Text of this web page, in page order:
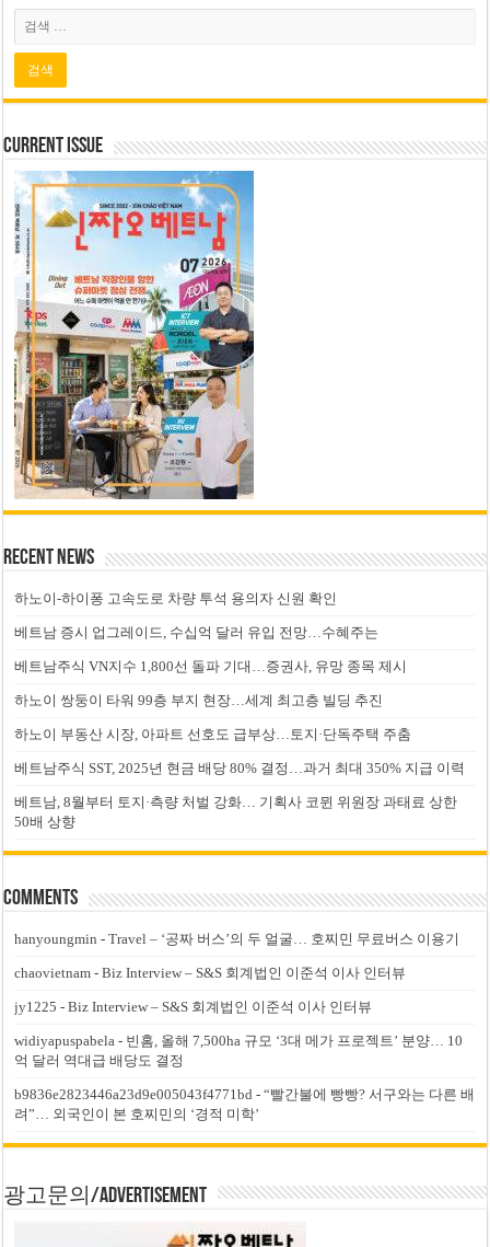
Current Issue
Recent News
하노이-하이퐁 고속도로 차량 투석 용의자 신원 확인
베트남 증시 업그레이드, 수십억 달러 유입 전망…수혜주는
베트남주식 VN지수 1,800선 돌파 기대…증권사, 유망 종목 제시
하노이 쌍둥이 타워 99층 부지 현장…세계 최고층 빌딩 추진
하노이 부동산 시장, 아파트 선호도 급부상…토지·단독주택 주춤
베트남주식 SST, 2025년 현금 배당 80% 결정…과거 최대 350% 지급 이력
베트남, 8월부터 토지·측량 처벌 강화… 기획사 코뮌 위원장 과태료 상한
50배 상향
Comments
hanyoungmin -Travel – ‘공짜 버스’의 두 얼굴… 호찌민 무료버스 이용기
chaovietnam -Biz Interview – S&S 회계법인 이준석 이사 인터뷰
jy1225 -Biz Interview – S&S 회계법인 이준석 이사 인터뷰
widiyapuspabela - 빈홈, 올해 7,500ha 규모 ‘3대 메가 프로젝트’ 분양… 10
억 달러 역대급 배당도 결정
b9836e2823446a23d9e005043f4771bd -“빨간불에 빵빵? 서구와는 다른 배
려”… 외국인이 본 호찌민의 ‘경적 미학’
광고문의/Advertisement